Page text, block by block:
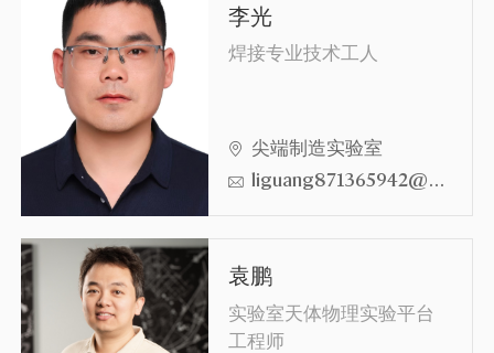
李光
焊接专业技术工人
尖端制造实验室
liguang871365942@sjtu.edu.cn
袁鹏
实验室天体物理实验平台
工程师